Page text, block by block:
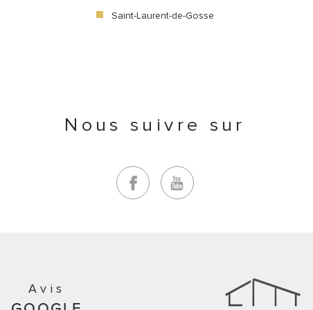
Saint-Laurent-de-Gosse
Nous suivre sur
Avis